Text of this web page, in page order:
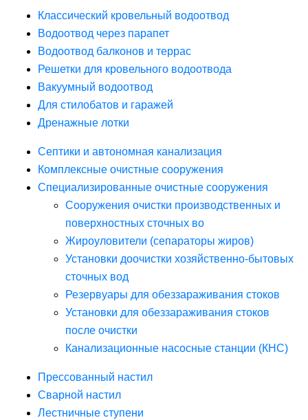
Классический кровельный водоотвод
Водоотвод через парапет
Водоотвод балконов и террас
Решетки для кровельного водоотвода
Вакуумный водоотвод
Для стилобатов и гаражей
Дренажные лотки
Септики и автономная канализация
Комплексные очистные сооружения
Специализированные очистные сооружения
Сооружения очистки производственных и
поверхностных сточных во
Жироуловители (сепараторы жиров)
Установки доочистки хозяйственно-бытовых
сточных вод
Резервуары для обеззараживания стоков
Установки для обеззараживания стоков
после очистки
Канализационные насосные станции (КНС)
Прессованный настил
Сварной настил
Лестничные ступени